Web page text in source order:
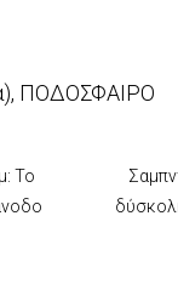
, ΠΟΔΟΣΦΑΙΡΟ
Το